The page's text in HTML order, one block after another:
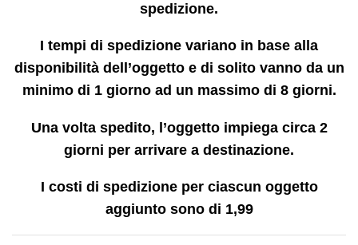
spedizione.
I tempi di spedizione variano in base alla
disponibilità dell’oggetto e di solito vanno da un
minimo di 1 giorno ad un massimo di 8 giorni.
Una volta spedito, l’oggetto impiega circa 2
giorni per arrivare a destinazione.
I costi di spedizione per ciascun oggetto
aggiunto sono di 1,99